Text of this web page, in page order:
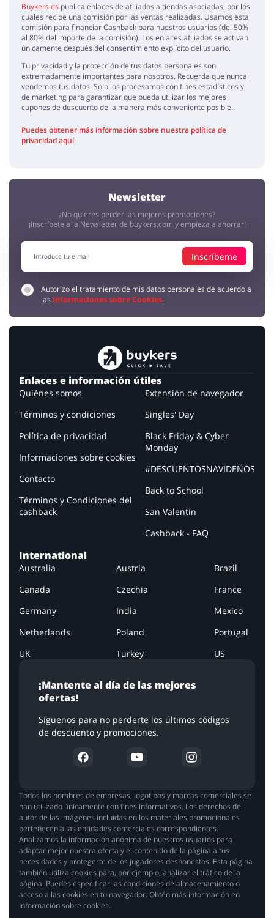
Buykers.es publica enlaces de afiliados a tiendas asociadas, por los
cuales recibe una comisión por las ventas realizadas. Usamos esta
comisión para financiar Cashback para nuestros usuarios (del 50%
al 80% del importe de la comisión). Los enlaces afiliados se activan
únicamente después del consentimiento explícito del usuario.
Tu privacidad y la protección de tus datos personales son
extremadamente importantes para nosotros. Recuerda que nunca
vendemos tus datos. Solo los procesamos con fines estadísticos y
de marketing para garantizar que pueda utilizar los mejores
cupones de descuento de la manera más conveniente posible.
Puedes obtener más información sobre nuestra política de
privacidad aquí.
Newsletter
¿No quieres perder las mejores promociones?
¡Inscríbete a la Newsletter de buykers.com y empieza a ahorrar!
Inscríbeme
Autorizo el tratamiento de mis datos personales de acuerdo a
las Informaciones sobre Cookies.
¡Mantente al día de las mejores
ofertas!
Síguenos para no perderte los últimos códigos
de descuento y promociones.
Enlaces e información útiles
Quiénes somos
Términos y condiciones
Política de privacidad
Informaciones sobre cookies
Contacto
Términos y Condiciones del
cashback
Extensión de navegador
Singles' Day
Black Friday & Cyber
Monday
#DESCUENTOSNAVIDEÑOS
Back to School
San Valentín
Cashback - FAQ
International
Australia Austria
Brazil
Canada
Czechia
France
Germany
India
Mexico
Netherlands
Poland
Portugal
UK
Turkey US
Todos los nombres de empresas, logotipos y marcas comerciales se
han utilizado únicamente con fines informativos. Los derechos de
autor de las imágenes incluidas en los materiales promocionales
pertenecen a las entidades comerciales correspondientes.
Analizamos la información anónima de nuestros usuarios para
adaptar mejor nuestra oferta y el contenido de la página a tus
necesidades y protegerte de los jugadores deshonestos. Esta página
también utiliza cookies para, por ejemplo, analizar el tráfico de la
página. Puedes especificar las condiciones de almacenamiento o
acceso a las cookies en tu navegador. Obtén más información en
Información sobre cookies.